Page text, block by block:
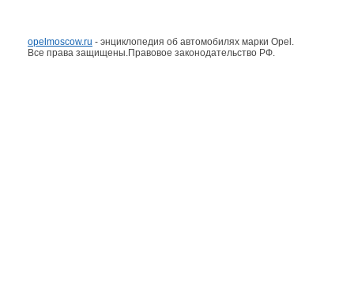
opelmoscow.ru - энциклопедия об автомобилях марки Opel.
Все права защищены.Правовое законодательство РФ.